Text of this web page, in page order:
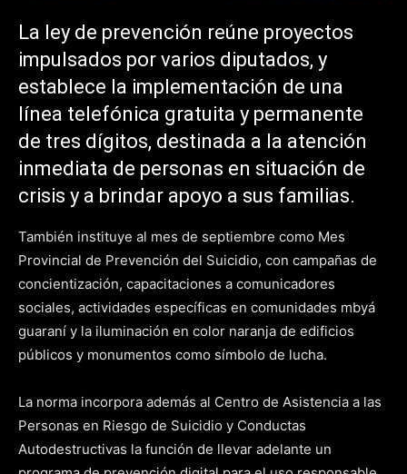
La ley de prevención reúne proyectos
impulsados por varios diputados, y
establece la implementación de una
línea telefónica gratuita y permanente
de tres dígitos, destinada a la atención
inmediata de personas en situación de
crisis y a brindar apoyo a sus familias.
También instituye al mes de septiembre como Mes
Provincial de Prevención del Suicidio, con campañas de
concientización, capacitaciones a comunicadores
sociales, actividades específicas en comunidades mbyá
guaraní y la iluminación en color naranja de edificios
públicos y monumentos como símbolo de lucha.
La norma incorpora además al Centro de Asistencia a las
Personas en Riesgo de Suicidio y Conductas
Autodestructivas la función de llevar adelante un